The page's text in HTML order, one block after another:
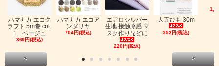
ハマナカ エコク
ラフト 5m巻 col.
1 ベージュ
369円(税込)
ハマナカ エコア
ンダリヤ
704円(税込)
エアロシルバー
生地 接触冷感 マ
スク作りなどに
220円(税込)
人五ひも 30m
352円(税込)
< >